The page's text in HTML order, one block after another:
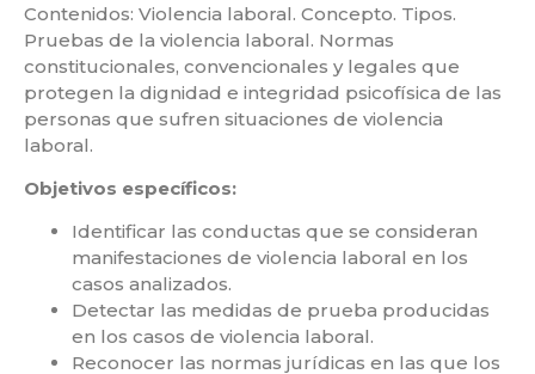
Contenidos: Violencia laboral. Concepto. Tipos.
Pruebas de la violencia laboral. Normas
constitucionales, convencionales y legales que
protegen la dignidad e integridad psicofísica de las
personas que sufren situaciones de violencia
laboral.
Objetivos específicos:
Identificar las conductas que se consideran
manifestaciones de violencia laboral en los
casos analizados.
Detectar las medidas de prueba producidas
en los casos de violencia laboral.
Reconocer las normas jurídicas en las que los